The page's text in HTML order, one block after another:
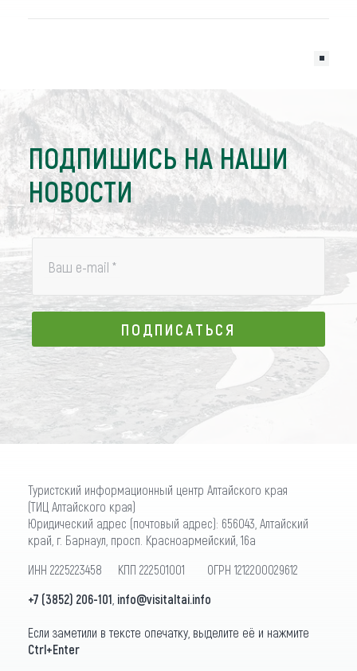
ПОДПИШИСЬ НА НАШИ
НОВОСТИ
Ваш e-mail *
ПОДПИСАТЬСЯ
ПОДПИСАТЬСЯ
Туристский информационный центр Алтайского края
(ТИЦ Алтайского края)
Юридический адрес (почтовый адрес): 656043, Алтайский
край, г. Барнаул, просп. Красноармейский, 16а
ИНН 2225223458 КПП 222501001 ОГРН 1212200029612
+7 (3852) 206-101 info@visitaltai.info
Если заметили в тексте опечатку, выделите её и нажмите
Ctrl+Enter